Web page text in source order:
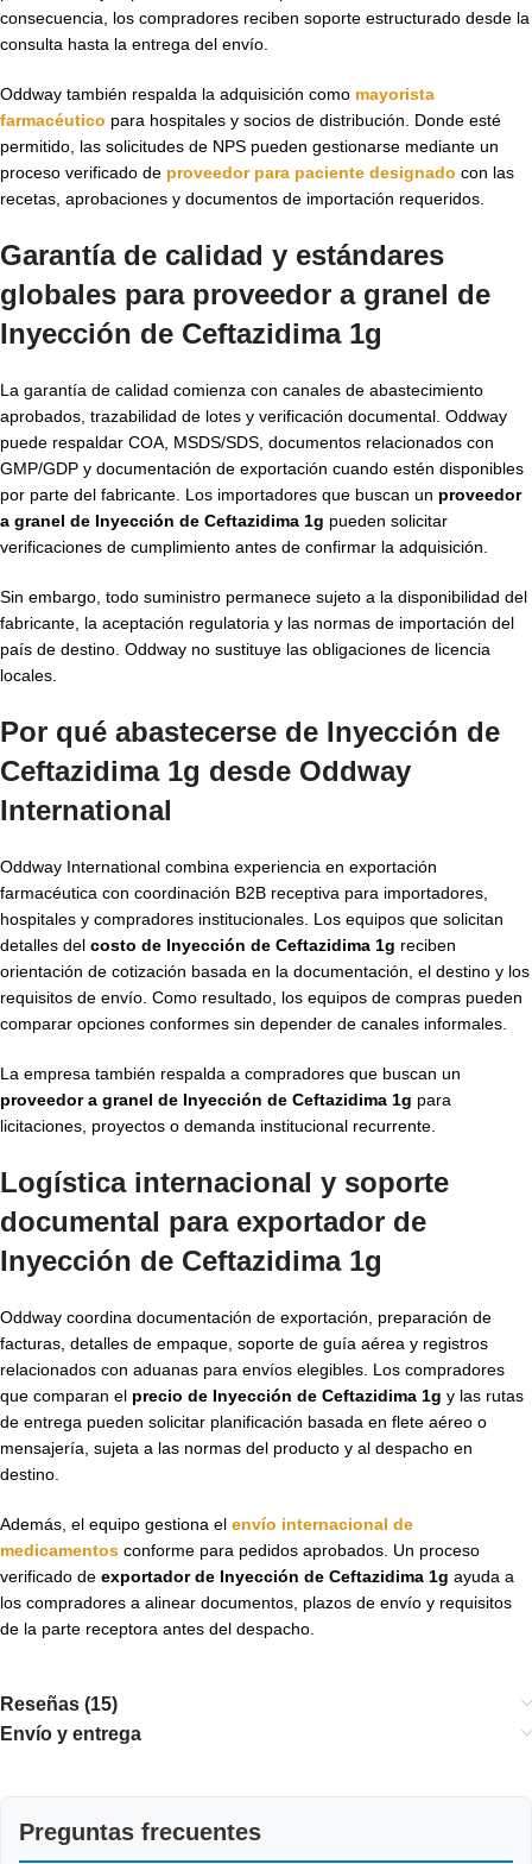
consecuencia, los compradores reciben soporte estructurado desde la
consulta hasta la entrega del envío.
Oddway también respalda la adquisición como mayorista
farmacéutico para hospitales y socios de distribución. Donde esté
permitido, las solicitudes de NPS pueden gestionarse mediante un
proceso verificado de proveedor para paciente designado con las
recetas, aprobaciones y documentos de importación requeridos.
Garantía de calidad y estándares
globales para proveedor a granel de
Inyección de Ceftazidima 1g
La garantía de calidad comienza con canales de abastecimiento
aprobados, trazabilidad de lotes y verificación documental. Oddway
puede respaldar COA, MSDS/SDS, documentos relacionados con
GMP/GDP y documentación de exportación cuando estén disponibles
por parte del fabricante. Los importadores que buscan un proveedor
a granel de Inyección de Ceftazidima 1g pueden solicitar
verificaciones de cumplimiento antes de confirmar la adquisición.
Sin embargo, todo suministro permanece sujeto a la disponibilidad del
fabricante, la aceptación regulatoria y las normas de importación del
país de destino. Oddway no sustituye las obligaciones de licencia
locales.
Por qué abastecerse de Inyección de
Ceftazidima 1g desde Oddway
International
Oddway International combina experiencia en exportación
farmacéutica con coordinación B2B receptiva para importadores,
hospitales y compradores institucionales. Los equipos que solicitan
detalles del costo de Inyección de Ceftazidima 1g reciben
orientación de cotización basada en la documentación, el destino y los
requisitos de envío. Como resultado, los equipos de compras pueden
comparar opciones conformes sin depender de canales informales.
La empresa también respalda a compradores que buscan un
proveedor a granel de Inyección de Ceftazidima 1g para
licitaciones, proyectos o demanda institucional recurrente.
Logística internacional y soporte
documental para exportador de
Inyección de Ceftazidima 1g
Oddway coordina documentación de exportación, preparación de
facturas, detalles de empaque, soporte de guía aérea y registros
relacionados con aduanas para envíos elegibles. Los compradores
que comparan el precio de Inyección de Ceftazidima 1g y las rutas
de entrega pueden solicitar planificación basada en flete aéreo o
mensajería, sujeta a las normas del producto y al despacho en
destino.
Además, el equipo gestiona el envío internacional de
medicamentos conforme para pedidos aprobados. Un proceso
verificado de exportador de Inyección de Ceftazidima 1g ayuda a
los compradores a alinear documentos, plazos de envío y requisitos
de la parte receptora antes del despacho.
Reseñas (15)
Envío y entrega
Preguntas frecuentes